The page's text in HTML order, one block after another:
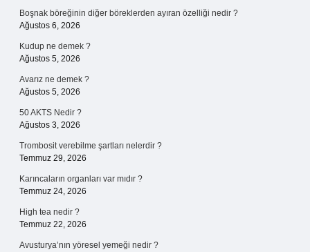
Boşnak böreğinin diğer böreklerden ayıran özelliği nedir ?
Ağustos 6, 2026
Kudup ne demek ?
Ağustos 5, 2026
Avarız ne demek ?
Ağustos 5, 2026
50 AKTS Nedir ?
Ağustos 3, 2026
Trombosit verebilme şartları nelerdir ?
Temmuz 29, 2026
Karıncaların organları var mıdır ?
Temmuz 24, 2026
High tea nedir ?
Temmuz 22, 2026
Avusturya’nın yöresel yemeği nedir ?